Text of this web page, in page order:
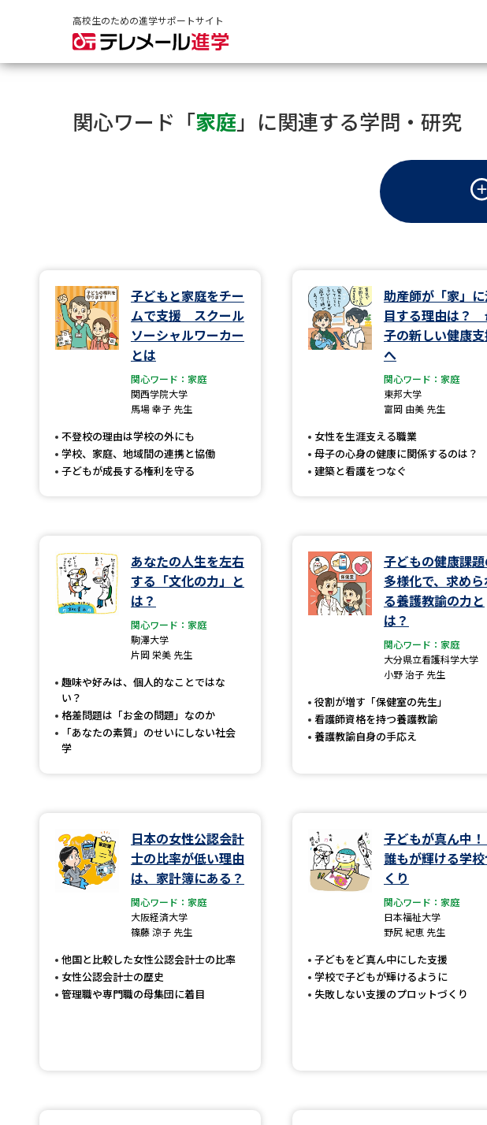
高校生のための進学サポートサイト
関心ワード「家庭」に関連する学問・研究
子どもと家庭をチー
ムで支援 スクール
ソーシャルワーカー
とは
関心ワード：家庭
関西学院大学
馬場 幸子 先生
不登校の理由は学校の外にも
学校、家庭、地域間の連携と協働
子どもが成長する権利を守る
助産師が「家」
目する理由は？
子の新しい健康
へ
関心ワード：家庭
東邦大学
富岡 由美 先生
女性を生涯支える職業
母子の心身の健康に関係するのは？
建築と看護をつなぐ
あなたの人生を左右
する「文化の力」と
は？
関心ワード：家庭
駒澤大学
片岡 栄美 先生
趣味や好みは、個人的なことではな
い？
格差問題は「お金の問題」なのか
「あなたの素質」のせいにしない社会
学
子どもの健康課
多様化で、求め
る養護教諭の力と
は？
関心ワード：家庭
大分県立看護科学大学
小野 治子 先生
役割が増す「保健室の先生」
看護師資格を持つ養護教諭
養護教諭自身の手応え
日本の女性公認会計
士の比率が低い理由
は、家計簿にある？
関心ワード：家庭
大阪経済大学
篠藤 涼子 先生
他国と比較した女性公認会計士の比率
女性公認会計士の歴史
管理職や専門職の母集団に着目
子どもが真ん中！
誰もが輝ける学
くり
関心ワード：家庭
日本福祉大学
野尻 紀恵 先生
子どもをど真ん中にした支援
学校で子どもが輝けるように
失敗しない支援のプロットづくり